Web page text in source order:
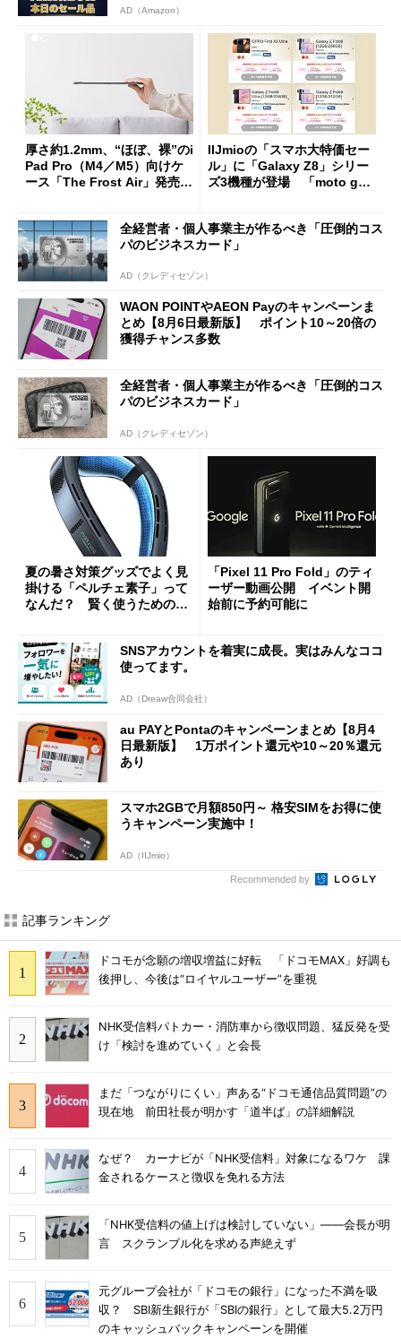
AD（Amazon）
厚さ約1.2mm、“ほぼ、裸”のi
Pad Pro（M4／M5）向けケ
ース「The Frost Air」発売
IIJmioの「スマホ大特価セー
ル」に「Galaxy Z8」シリー
ズ3機種が登場 「moto g37
全経営者・個人事業主が作るべき「圧倒的コス
パのビジネスカード」
AD（クレディセゾン）
WAON POINTやAEON Payのキャンペーンま
とめ【8月6日最新版】 ポイント10～20倍の
獲得チャンス多数
全経営者・個人事業主が作るべき「圧倒的コス
パのビジネスカード」
AD（クレディセゾン）
夏の暑さ対策グッズでよく見
掛ける「ペルチェ素子」って
なんだ？ 賢く使うための注
「Pixel 11 Pro Fold」のティ
ーザー動画公開 イベント開
始前に予約可能に
SNSアカウントを着実に成長。実はみんなココ
使ってます。
AD（Dreaw合同会社）
au PAYとPontaのキャンペーンまとめ【8月4
日最新版】 1万ポイント還元や10～20％還元
あり
スマホ2GBで月額850円～ 格安SIMをお得に使
うキャンペーン実施中！
AD（IIJmio）
Recommended by
記事ランキング
ドコモが念願の増収増益に好転 「ドコモMAX」好調も
後押し、今後は“ロイヤルユーザー”を重視
NHK受信料パトカー・消防車から徴収問題、猛反発を受
け「検討を進めていく」と会長
まだ「つながりにくい」声ある“ドコモ通信品質問題”の
現在地 前田社長が明かす「道半ば」の詳細解説
なぜ？ カーナビが「NHK受信料」対象になるワケ 課
金されるケースと徴収を免れる方法
「NHK受信料の値上げは検討していない」――会長が明
言 スクランブル化を求める声絶えず
元グループ会社が「ドコモの銀行」になった不満を吸
収？ SBI新生銀行が「SBIの銀行」として最大5.2万円
のキャッシュバックキャンペーンを開催